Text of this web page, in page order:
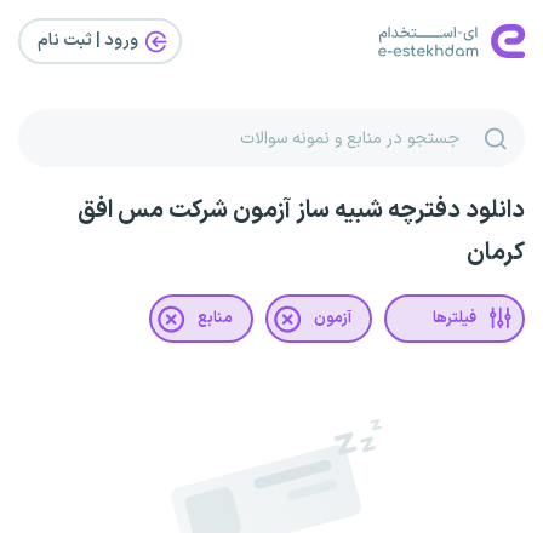
ورود | ثبت‌ نام
دانلود دفترچه شبیه ساز آزمون شرکت مس افق
کرمان
فیلترها آزمون منابع